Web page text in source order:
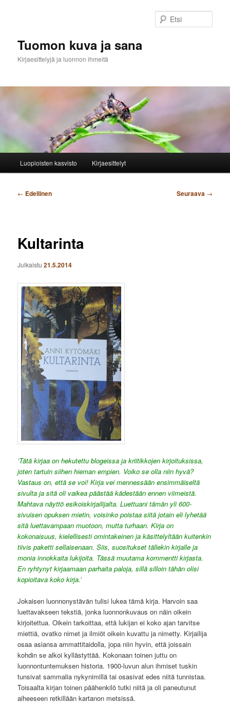
Tuomon kuva ja sana
Kirjaesittelyjä ja luonnon ihmeitä
Luopioisten kasvisto Kirjaesittelyt
Artikkelien
← Edellinen Seuraava →
Kultarinta
Julkaistu21.5.2014
’Tätä kirjaa on hekutettu blogeissa ja kriitikkojen kirjoituksissa,
joten tartuin siihen hieman empien. Voiko se olla niin hyvä?
Vastaus on, että se voi! Kirja vei mennessään ensimmäiseltä
sivulta ja sitä oli vaikea päästää kädestään ennen viimeistä.
Mahtava näyttö esikoiskirjailijalta. Luettuani tämän yli 600-
sivuisen opuksen mietin, voisinko poistaa siitä jotain eli lyhetää
sitä luettavampaan muotoon, mutta turhaan. Kirja on
kokonaisuus, kielellisesti omintakeinen ja käsittelyltään kuitenkin
tiivis paketti sellaisenaan. Siis, suositukset tällekin kirjalle ja
monia innokkaita lukijoita. Tässä muutama kommentti kirjasta.
En ryhtynyt kirjaamaan parhaita paloja, sillä silloin tähän olisi
kopioitava koko kirja.’
Jokaisen luonnonystävän tulisi lukea tämä kirja. Harvoin saa
luettavakseen tekstiä, jonka luonnonkuvaus on näin oikein
kirjoitettua. Oikein tarkoittaa, että lukijan ei koko ajan tarvitse
miettiä, ovatko nimet ja ilmiöt oikein kuvattu ja nimetty. Kirjailija
osaa asiansa ammattitaidolla, jopa niin hyvin, että joissain
kohdin se alkoi kyllästyttää. Kokonaan toinen juttu on
luonnontuntemuksen historia. 1900-luvun alun ihmiset tuskin
tunsivat sammalia nykynimillä tai osasivat edes niitä tunnistaa.
Toisaalta kirjan toinen päähenkilö tutki niitä ja oli paneutunut
aiheeseen retkillään kartanon metsissä.